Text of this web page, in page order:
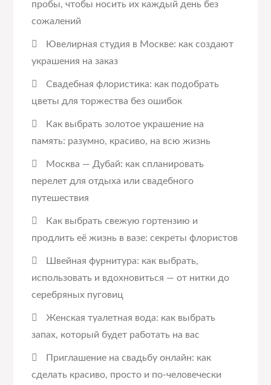
пробы, чтобы носить их каждый день без
сожалений
Ювелирная студия в Москве: как создают
украшения на заказ
Свадебная флористика: как подобрать
цветы для торжества без ошибок
Как выбрать золотое украшение на
память: разумно, красиво, на всю жизнь
Москва — Дубай: как спланировать
перелет для отдыха или свадебного
путешествия
Как выбрать свежую гортензию и
продлить её жизнь в вазе: секреты флористов
Швейная фурнитура: как выбрать,
использовать и вдохновиться — от нитки до
серебряных пуговиц
Женская туалетная вода: как выбрать
запах, который будет работать на вас
Приглашение на свадьбу онлайн: как
сделать красиво, просто и по-человечески